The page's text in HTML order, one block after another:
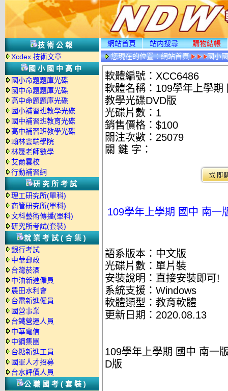
技術公報
Xcdex 技術文章
國小國中高中
國小命題題庫光碟
國中命題題庫光碟
高中命題題庫光碟
國小補習班教學光碟
國中補習班教育光碟
高中補習班教學光碟
翰林雲端學院
林晟老師數學
艾爾雲校
行動補習網
研究所考試
理工研究所(單科)
商管研究所(單科)
文科藝術傳播(單科)
研究所考試(套裝)
就業考試(合集)
銀行考試
中華郵政
台灣菸酒
中油新進僱員
農田水利會
台電新進僱員
國營事業
台鐵營運人員
中華電信
中鋼集團
台糖新進工員
國軍人才招募
台水評價人員
公職國考(套裝)
網站首頁 站内搜尋
購物結帳
您現在的位置：網站首頁 國小
軟體編號：XCC6486
軟體名稱：109學年上學
教學光碟DVD版
光碟片數：1
銷售價格：$100
關注次數： 25079
關 鍵 字：
109學年上學期 國中 南一
語系版本：中文版
光碟片數：單片裝
安裝說明：直接安裝即可!
系統支援：Windows
軟體類型：教育軟體
更新日期：2020.08.13
109學年上學期 國中 南一
D版